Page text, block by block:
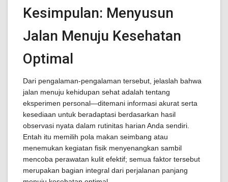
Kesimpulan: Menyusun
Jalan Menuju Kesehatan
Optimal
Dari pengalaman-pengalaman tersebut, jelaslah bahwa
jalan menuju kehidupan sehat adalah tentang
eksperimen personal—ditemani informasi akurat serta
kesediaan untuk beradaptasi berdasarkan hasil
observasi nyata dalam rutinitas harian Anda sendiri.
Entah itu memilih pola makan seimbang atau
menemukan kegiatan fisik menyenangkan sambil
mencoba perawatan kulit efektif; semua faktor tersebut
merupakan bagian integral dari perjalanan panjang